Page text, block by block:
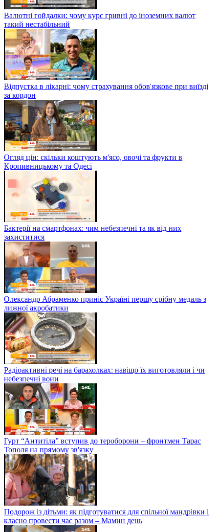
Валютні гойдалки: чому курс гривні до іноземних валют
такий нестабільний
Відпустка в лікарні: чому страхування обов'язкове при виїзді
за кордон
Огляд цін: скільки коштують м'ясо, овочі та фрукти в
Кропивницькому та Одесі
Бактерії на смартфонах: чим небезпечні та як від них
захиститися
Олександр Абраменко приніс Україні першу срібну медаль з
лижної акробатики
Радіоактивні речі на барахолках: навіщо їх виготовляли і чи
небезпечні вони
Гурт “Антитіла” вступив до тероборони – фронтмен Тарас
Тополя на прямому зв'язку
Подорож із дітьми: як підготуватися для спільної мандрівки і
класно провести час разом – Мамин день